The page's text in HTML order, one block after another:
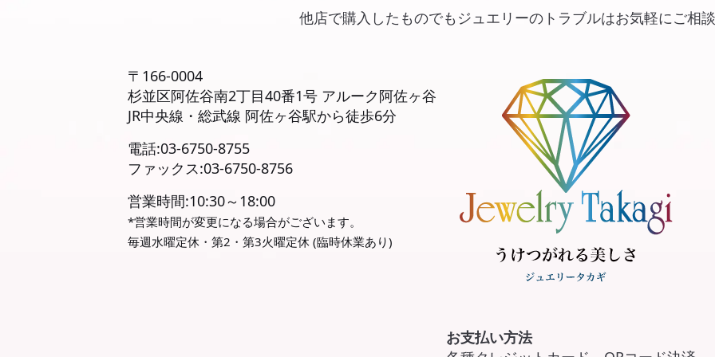
他店で購入したものでもジュエリーのトラブルはお気軽にご相談
〒166-0004
杉並区阿佐谷南2丁目40番1号 アルーク阿佐ヶ谷
JR中央線・総武線 阿佐ヶ谷駅から徒歩6分
電話:03-6750-8755
ファックス:03-6750-8756
営業時間:10:30～18:00
*営業時間が変更になる場合がございます。
毎週水曜定休・第2・第3火曜定休 (臨時休業あり)
お支払い方法